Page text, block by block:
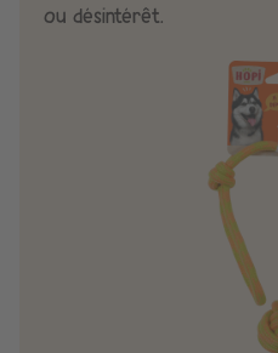
ou désintérêt.​